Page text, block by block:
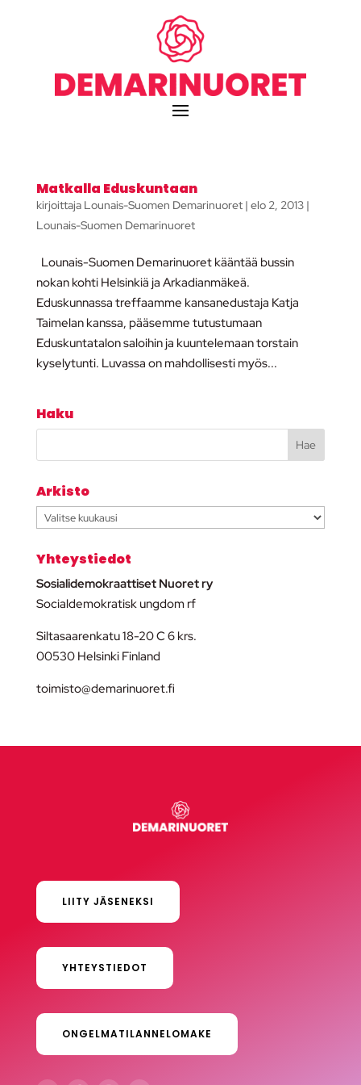
Matkalla Eduskuntaan
kirjoittaja Lounais-Suomen Demarinuoret| elo 2, 2013|
Lounais-Suomen Demarinuoret
Lounais-Suomen Demarinuoret kääntää bussin
nokan kohti Helsinkiä ja Arkadianmäkeä.
Eduskunnassa treffaamme kansanedustaja Katja
Taimelan kanssa, pääsemme tutustumaan
Eduskuntatalon saloihin ja kuuntelemaan torstain
kyselytunti. Luvassa on mahdollisesti myös...
Haku
Arkisto
Arkisto
Yhteystiedot
Sosialidemokraattiset Nuoret ry
Socialdemokratisk ungdom rf
Siltasaarenkatu 18-20 C 6 krs.
00530 Helsinki Finland
toimisto@demarinuoret.fi
LIITY JÄSENEKSI
YHTEYSTIEDOT
ONGELMATILANNELOMAKE